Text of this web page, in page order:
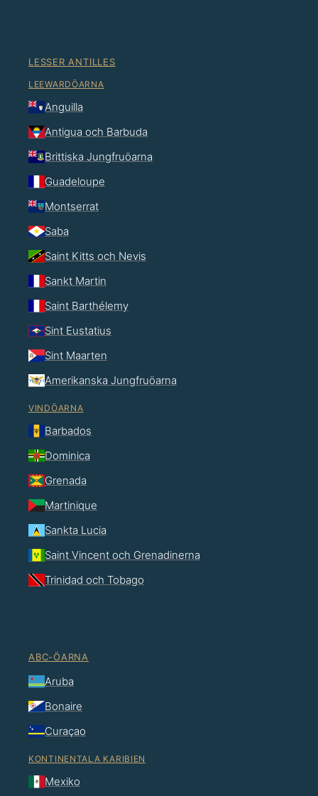
LESSER ANTILLES
LEEWARDÖARNA
Anguilla
Antigua och Barbuda
Brittiska Jungfruöarna
Guadeloupe
Montserrat
Saba
Saint Kitts och Nevis
Sankt Martin
Saint Barthélemy
Sint Eustatius
Sint Maarten
Amerikanska Jungfruöarna
VINDÖARNA
Barbados
Dominica
Grenada
Martinique
Sankta Lucia
Saint Vincent och Grenadinerna
Trinidad och Tobago
ABC-ÖARNA
Aruba
Bonaire
Curaçao
KONTINENTALA KARIBIEN
Mexiko